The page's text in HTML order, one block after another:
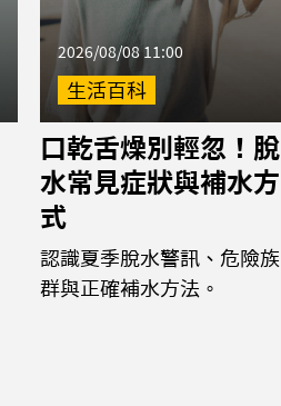
2026/08/08 11:00
生活百科
口乾舌燥別輕忽！脫
水常見症狀與補水方
式
認識夏季脫水警訊、危險族
群與正確補水方法。